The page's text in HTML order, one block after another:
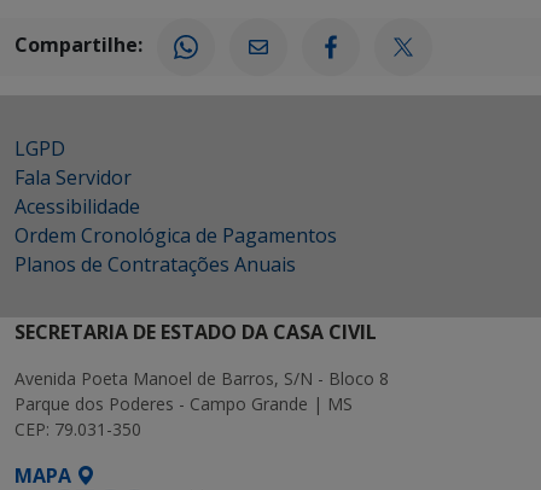
Compartilhe:
LGPD
Fala Servidor
Acessibilidade
Ordem Cronológica de Pagamentos
Planos de Contratações Anuais
SECRETARIA DE ESTADO DA CASA CIVIL
Avenida Poeta Manoel de Barros, S/N - Bloco 8
Parque dos Poderes - Campo Grande | MS
CEP: 79.031-350
MAPA